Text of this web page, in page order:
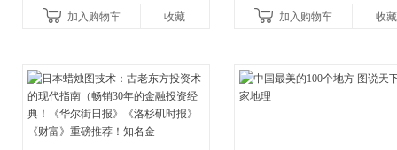
妙滋味！令人无法抗拒的
加入购物车 收藏
加入购物车
收藏